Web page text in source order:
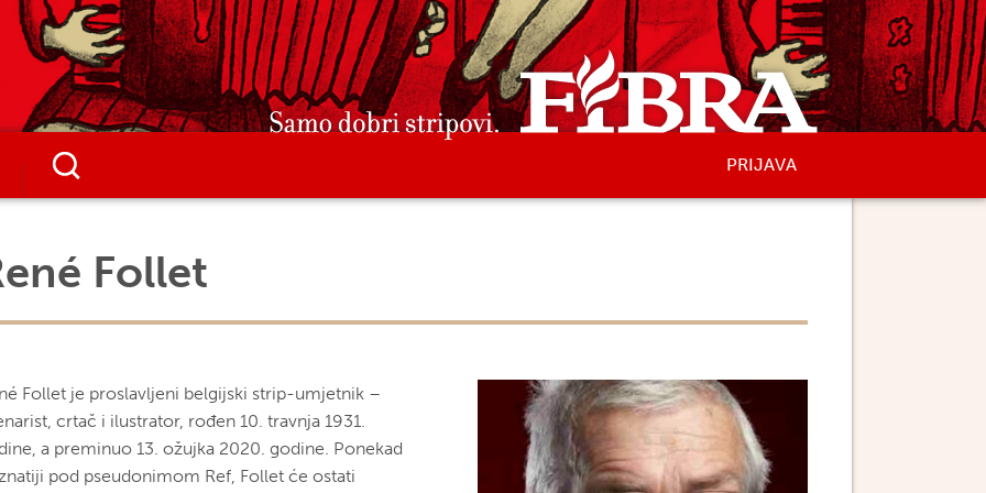
PRIJAVA
Follet
Follet je proslavljeni belgijski strip-umjetnik –
crtač i ilustrator, rođen 10. travnja 1931.
a preminuo 13. ožujka 2020. godine. Ponekad
pod pseudonimom Ref, Follet će ostati